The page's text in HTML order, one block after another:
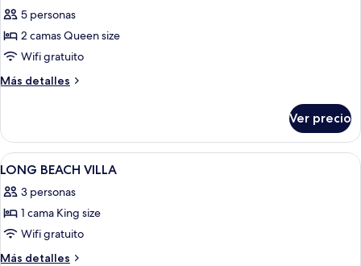
las
fotos
de
LONG
5 personas
2 camas Queen size
Wifi gratuito
Más detalles
Más
BEACH
SUITE
Ver precio
Abrir
todas
las
fotos
de
LONG
Una cama con un almohadón que
16
LONG BEACH VILLA
3 personas
1 cama King size
Wifi gratuito
Más detalles
Más